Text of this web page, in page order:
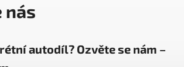
nás
autodíl? Ozvěte se nám –